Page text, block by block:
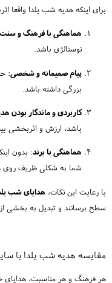
برای اینکه هدیه شب یلدا واقعا
هماهنگی با فرهنگ و سنت
نوستالژی باشد.
پیام صمیمانه و شخصی:
بزرگی داشته باشد.
کاربردی و ماندگار بودن
باشد، ارزش و اثربخشی
هماهنگی با برند: بدون
شما به شکلی ظریف روی
با رعایت این نکات، هدایای شب
سطح برسانند و تبدیل به بخشی
مقایسه هدیه شب یلدا با
هر فرهنگ و هر مناسبت، هدایای